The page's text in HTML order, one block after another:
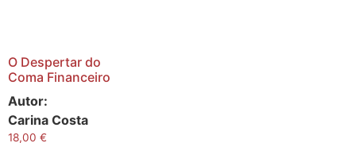
O Despertar do
Coma Financeiro
Autor:
Carina Costa
18,00 €